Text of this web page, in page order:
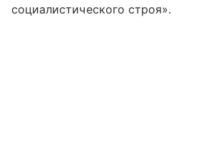
социалистического строя».